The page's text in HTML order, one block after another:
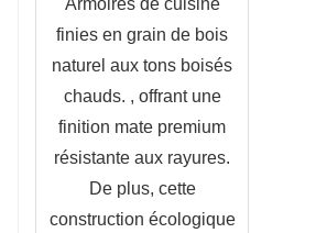
finies en grain de bois
naturel aux tons boisés
chauds. , offrant une
finition mate premium
résistante aux rayures.
De plus, cette
construction écologique